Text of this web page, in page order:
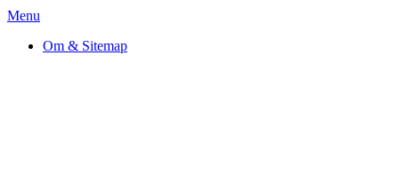
Menu
Om & Sitemap